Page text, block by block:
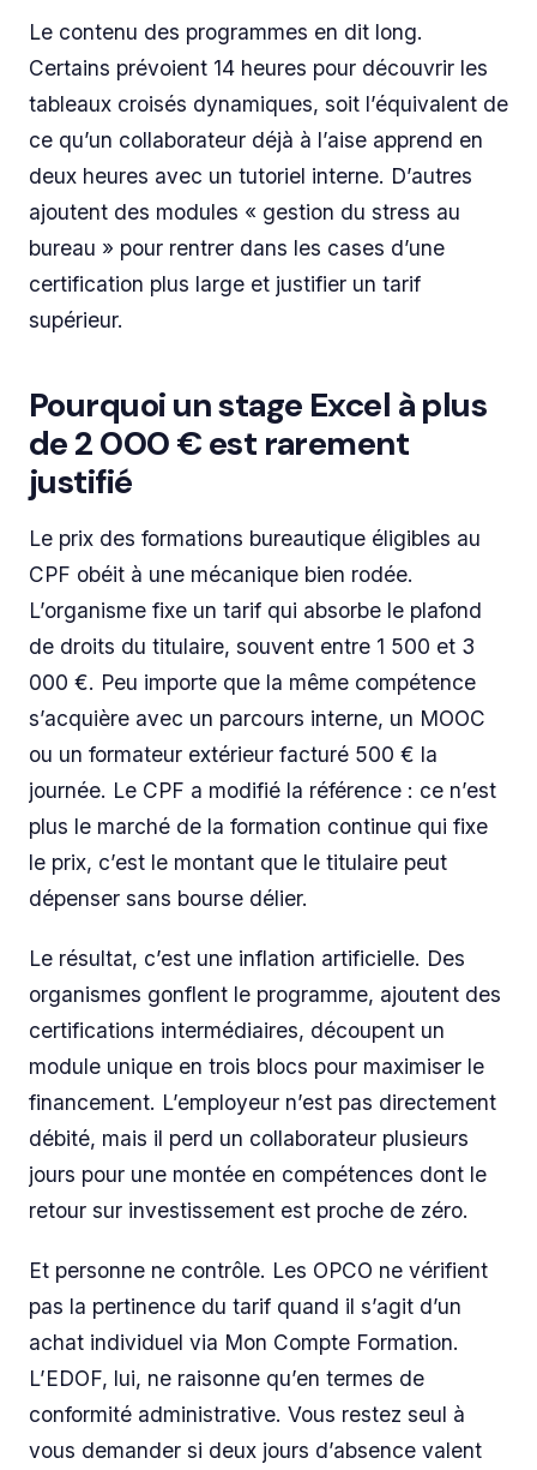
Le contenu des programmes en dit long.
Certains prévoient 14 heures pour découvrir les
tableaux croisés dynamiques, soit l’équivalent de
ce qu’un collaborateur déjà à l’aise apprend en
deux heures avec un tutoriel interne. D’autres
ajoutent des modules « gestion du stress au
bureau » pour rentrer dans les cases d’une
certification plus large et justifier un tarif
supérieur.
Pourquoi un stage Excel à plus
de 2 000 € est rarement
justifié
Le prix des formations bureautique éligibles au
CPF obéit à une mécanique bien rodée.
L’organisme fixe un tarif qui absorbe le plafond
de droits du titulaire, souvent entre 1 500 et 3
000 €. Peu importe que la même compétence
s’acquière avec un parcours interne, un MOOC
ou un formateur extérieur facturé 500 € la
journée. Le CPF a modifié la référence : ce n’est
plus le marché de la formation continue qui fixe
le prix, c’est le montant que le titulaire peut
dépenser sans bourse délier.
Le résultat, c’est une inflation artificielle. Des
organismes gonflent le programme, ajoutent des
certifications intermédiaires, découpent un
module unique en trois blocs pour maximiser le
financement. L’employeur n’est pas directement
débité, mais il perd un collaborateur plusieurs
jours pour une montée en compétences dont le
retour sur investissement est proche de zéro.
Et personne ne contrôle. Les OPCO ne vérifient
pas la pertinence du tarif quand il s’agit d’un
achat individuel via Mon Compte Formation.
L’EDOF, lui, ne raisonne qu’en termes de
conformité administrative. Vous restez seul à
vous demander si deux jours d’absence valent